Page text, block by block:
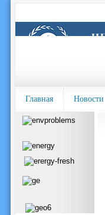
Главная Новости